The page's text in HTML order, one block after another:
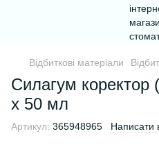
Відбиткові матеріали
Силагум
х 50 мл
Артикул: 365948965 Написати